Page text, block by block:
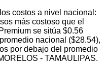
costos a nivel nacional:
más costoso que el
se sitúa $0.56
nacional ($28.54),
por debajo del promedio
- TAMAULIPAS.